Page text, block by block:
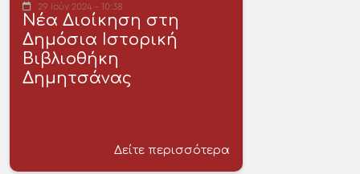
29 Ιούν 2024 - 10:38
Νέα Διοίκηση στη
Δημόσια Ιστορική
Βιβλιοθήκη
Δημητσάνας
Δείτε περισσότερα